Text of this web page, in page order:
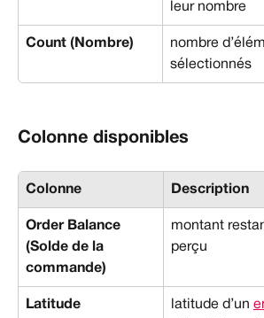
leur nombre
Count (Nombre)
nombre
sélectionnés
Colonne disponibles
Colonne Description
Order Balance
(Solde de la
commande)
montant
perçu
Latitude latitude d’un